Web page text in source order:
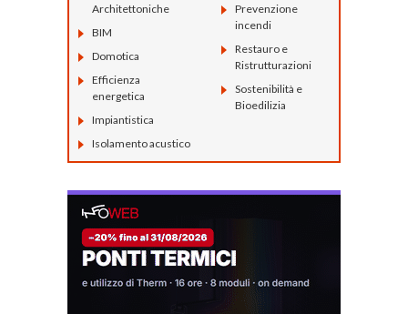
Architettoniche
BIM
Domotica
Efficienza
energetica
Impiantistica
Isolamento acustico
Prevenzione
incendi
Restauro e
Ristrutturazioni
Sostenibilità e
Bioedilizia